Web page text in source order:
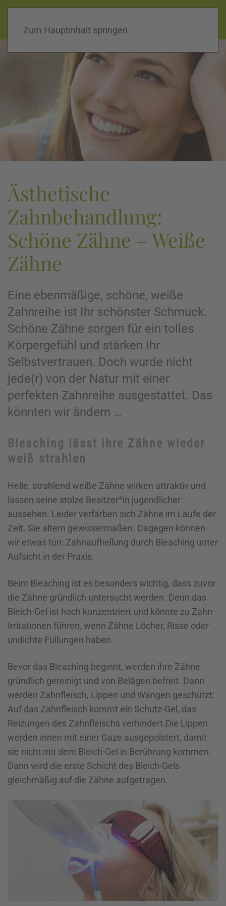
Zum Hauptinhalt springen
Home| Kontakt
Ästhetische
Zahnbehandlung:
Schöne Zähne – Weiße
Zähne
Eine ebenmäßige, schöne, weiße
Zahnreihe ist Ihr schönster Schmuck.
Schöne Zähne sorgen für ein tolles
Körpergefühl und stärken Ihr
Selbstvertrauen. Doch wurde nicht
jede(r) von der Natur mit einer
perfekten Zahnreihe ausgestattet. Das
könnten wir ändern …
Bleaching lässt ihre Zähne wieder
weiß strahlen
Helle, strahlend weiße Zähne wirken attraktiv und
lassen seine stolze Besitzer*in jugendlicher
aussehen. Leider verfärben sich Zähne im Laufe der
Zeit. Sie altern gewissermaßen. Dagegen können
wir etwas tun: Zahnaufhellung durch Bleaching unter
Aufsicht in der Praxis.
Beim Bleaching ist es besonders wichtig, dass zuvor
die Zähne gründlich untersucht werden. Denn das
Bleich-Gel ist hoch konzentriert und könnte zu Zahn-
Irritationen führen, wenn Zähne Löcher, Risse oder
undichte Füllungen haben.
Bevor das Bleaching beginnt, werden ihre Zähne
gründlich gereinigt und von Belägen befreit. Dann
werden Zahnfleisch, Lippen und Wangen geschützt:
Auf das Zahnfleisch kommt ein Schutz-Gel, das
Reizungen des Zahnfleischs verhindert.Die Lippen
werden innen mit einer Gaze ausgepolstert, damit
sie nicht mit dem Bleich-Gel in Berührung kommen.
Dann wird die erste Schicht des Bleich-Gels
gleichmäßig auf die Zähne aufgetragen.